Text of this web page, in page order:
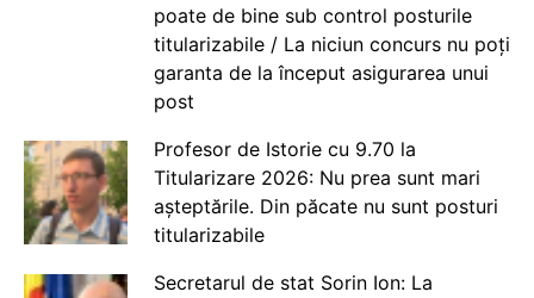
poate de bine sub control posturile
titularizabile / La niciun concurs nu poți
garanta de la început asigurarea unui
post
Profesor de Istorie cu 9.70 la
Titularizare 2026: Nu prea sunt mari
așteptările. Din păcate nu sunt posturi
titularizabile
Secretarul de stat Sorin Ion: La